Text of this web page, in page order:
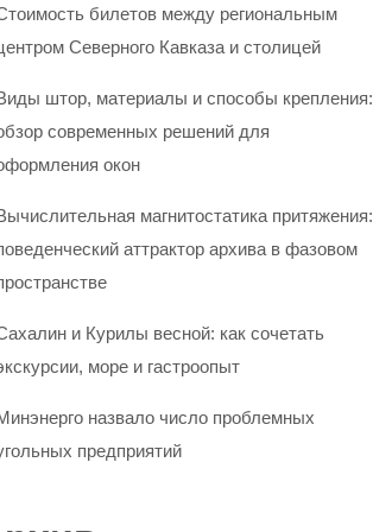
билетов между региональным
Северного Кавказа и столицей
штор, материалы и способы крепления:
современных решений для
окон
магнитостатика притяжения:
аттрактор архива в фазовом
и Курилы весной: как сочетать
море и гастроопыт
назвало число проблемных
предприятий